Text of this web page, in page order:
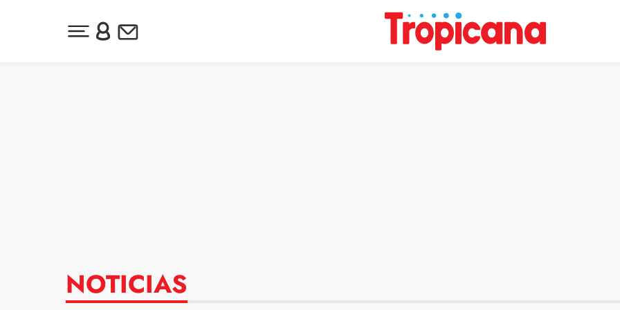
Desplegar menú principal
Inicia sesión o regístrate
Newsletter
NOTICIAS